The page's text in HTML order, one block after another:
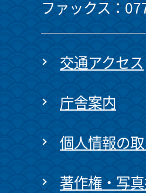
ファックス：
交通アクセス
庁舎案内
個人情報の
著作権・写